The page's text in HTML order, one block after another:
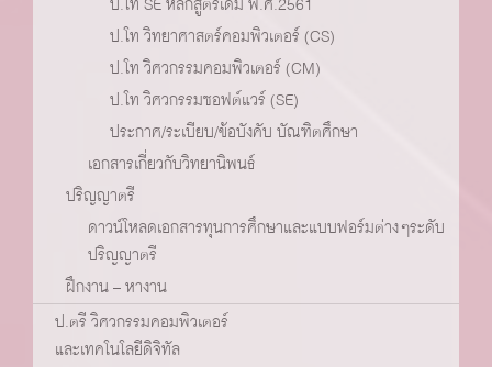
ป.โท วิทยาศาสตร์คอมพิวเตอร์ (CS)
ป.โท วิศวกรรมคอมพิวเตอร์ (CM)
ป.โท วิศวกรรมซอฟต์แวร์ (SE)
ประกาศ/ระเบียบ/ข้อบังคับ บัณฑิตศึกษา
เอกสารเกี่ยวกับวิทยานิพนธ์
ปริญญาตรี
ดาวน์โหลดเอกสารทุนการศึกษาและแบบฟอร์มต่างๆระดับ
ปริญญาตรี
ฝึกงาน – หางาน
ป.ตรี วิศวกรรมคอมพิวเตอร์
และเทคโนโลยีดิจิทัล